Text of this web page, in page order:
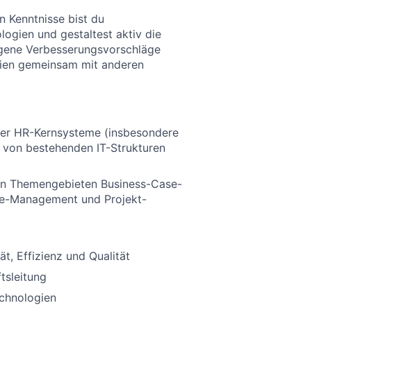
Kenntnisse bist du
und gestaltest aktiv die
Verbesserungsvorschläge
gemeinsam mit anderen
HR-Kernsysteme (insbesondere
bestehenden IT-Strukturen
Themengebieten Business-Case-
Management und Projekt-
Effizienz und Qualität